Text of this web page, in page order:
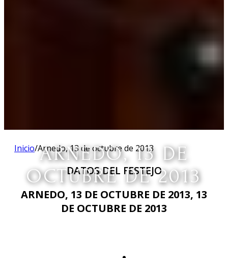
ARNEDO, 13 DE
OCTUBRE DE 2013
Inicio/Arnedo, 13 de octubre de 2013
DATOS DEL FESTEJO
ARNEDO, 13 DE OCTUBRE DE 2013, 13
DE OCTUBRE DE 2013